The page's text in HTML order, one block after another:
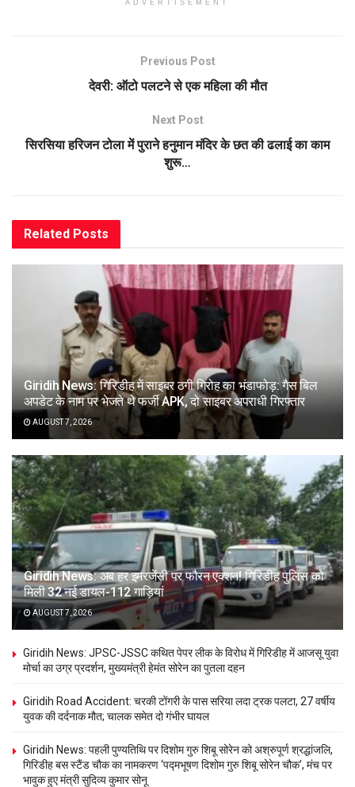
ADVERTISEMENT
Previous Post
देवरी: ऑटो पलटने से एक महिला की मौत
Next Post
सिरसिया हरिजन टोला में पुराने हनुमान मंदिर के छत की ढलाई का काम
शुरू…
Related Posts
Giridih News: गिरिडीह में साइबर ठगी गिरोह का भंडाफोड़: गैस बिल
अपडेट के नाम पर भेजते थे फर्जी APK, दो साइबर अपराधी गिरफ्तार
AUGUST 7, 2026
Giridih News: अब हर इमरजेंसी पर फौरन एक्शन! गिरिडीह पुलिस को
मिली 32 नई डायल-112 गाड़ियां
AUGUST 7, 2026
Giridih News: JPSC-JSSC कथित पेपर लीक के विरोध में गिरिडीह में आजसू युवा
मोर्चा का उग्र प्रदर्शन, मुख्यमंत्री हेमंत सोरेन का पुतला दहन
Giridih Road Accident: चरकी टोंगरी के पास सरिया लदा ट्रक पलटा, 27 वर्षीय
युवक की दर्दनाक मौत; चालक समेत दो गंभीर घायल
Giridih News: पहली पुण्यतिथि पर दिशोम गुरु शिबू सोरेन को अश्रुपूर्ण श्रद्धांजलि,
गिरिडीह बस स्टैंड चौक का नामकरण ‘पद्मभूषण दिशोम गुरु शिबू सोरेन चौक’, मंच पर
भावुक हुए मंत्री सुदिव्य कुमार सोनू